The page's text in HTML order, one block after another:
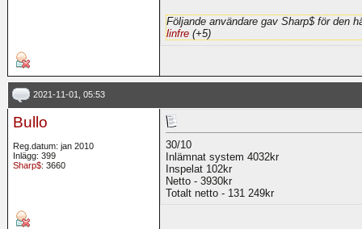
Följande användare gav Sharp$ för den
linfre (+5)
2021-11-01, 05:53
Bullo
Reg.datum: jan 2010
Inlägg: 399
Sharp$: 3660
30/10
Inlämnat system 4032kr
Inspelat 102kr
Netto - 3930kr
Totalt netto - 131 249kr